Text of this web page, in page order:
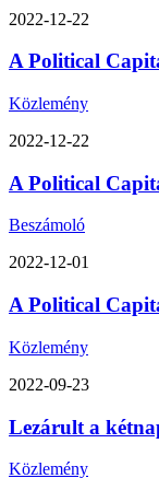
2022-12-22
A Political
Közlemény
2022-12-22
A Political
Beszámoló
2022-12-01
A Political
Közlemény
2022-09-23
Lezárult a
Közlemény